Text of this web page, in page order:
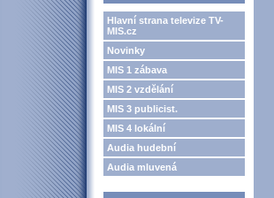
Hlavní strana televize TV-
MIS.cz
Novinky
MIS 1 zábava
MIS 2 vzdělání
MIS 3 publicist.
MIS 4 lokální
Audia hudební
Audia mluvená